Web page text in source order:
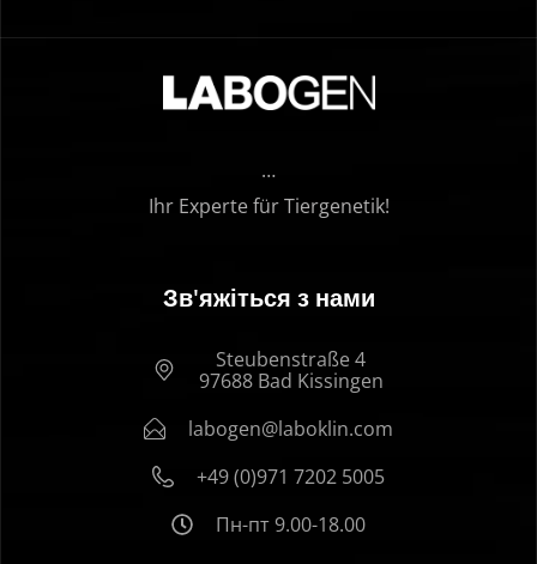
…
Ihr Experte für Tiergenetik!
Зв'яжіться з нами
Steubenstraße 4
97688 Bad Kissingen
labogen@laboklin.com
+49 (0)971 7202 5005
Пн-пт 9.00-18.00